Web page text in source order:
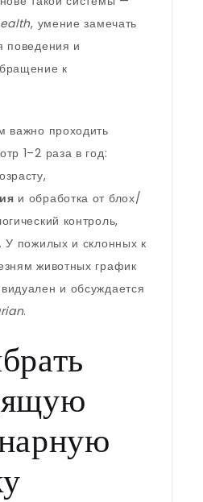
, умение замечать
поведения и
к
важно проходить
1–2 раза в год:
и обработка от блох/
контроль,
У пожилых и склонных к
животных график
и обсуждается
.